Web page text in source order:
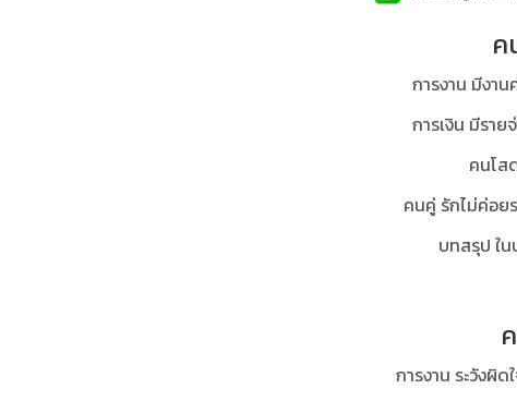
ค
การงาน มีงาน
การเงิน มีราย
คนโส
คนคู่ รักไม่ค่อย
บทสรุป ใ
การงาน ระวังผิ